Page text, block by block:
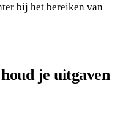
bij het bereiken van
je uitgaven